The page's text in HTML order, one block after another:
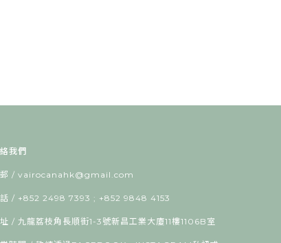
我們
郵 / vairocanahk@gmail.com
/ +852 2498 7393 ; +852 9848 4153
/ 九龍荔枝角長順街1-3號新昌工業大廈11樓1106B室